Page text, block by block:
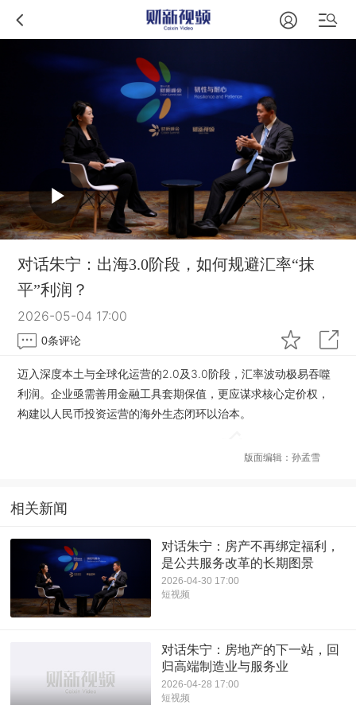
对话朱宁：出海3.0阶段，如何规避汇率“抹
平”利润？
2026-05-04 17:00
0条评论
迈入深度本土与全球化运营的2.0及3.0阶段，汇率波动极易吞噬
利润。企业亟需善用金融工具套期保值，更应谋求核心定价权，
构建以人民币投资运营的海外生态闭环以治本。
版面编辑：孙孟雪
相关新闻
对话朱宁：房产不再绑定福利，
是公共服务改革的长期图景
2026-04-30 17:00
短视频
对话朱宁：房地产的下一站，回
归高端制造业与服务业
2026-04-28 17:00
短视频